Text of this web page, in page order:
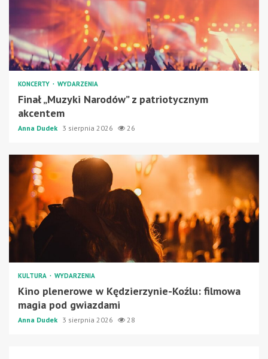
KONCERTY WYDARZENIA
Finał „Muzyki Narodów” z patriotycznym
akcentem
Anna Dudek 3 sierpnia 2026 26
KULTURA WYDARZENIA
Kino plenerowe w Kędzierzynie-Koźlu: filmowa
magia pod gwiazdami
Anna Dudek 3 sierpnia 2026 28